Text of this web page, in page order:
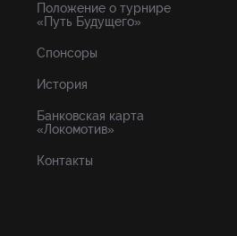
Положение о турнире
«Путь Будущего»
Спонсоры
История
Банковская карта
«Локомотив»
Контакты